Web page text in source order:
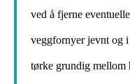
ved å fjerne
veggfornyer jevnt og
tørke grundig mellom